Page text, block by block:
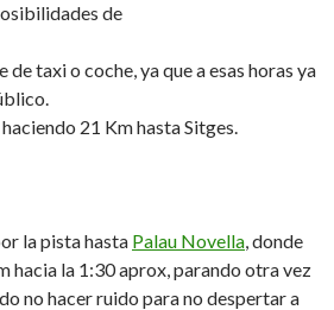
de
de taxi o coche, ya que a esas horas ya
21 Km hasta Sitges.
la pista hasta Palau Novella, donde
hacia la 1:30 aprox, parando otra vez
no hacer ruido para no despertar a